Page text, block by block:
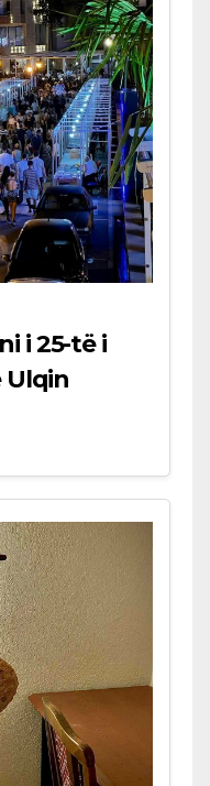
i 25-të i
Ulqin